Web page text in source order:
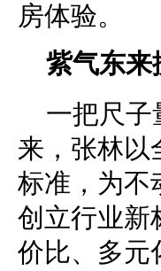
房体验。
紫气东来
一把尺子
来，张林以
标准，为不
创立行业新
价比、多元